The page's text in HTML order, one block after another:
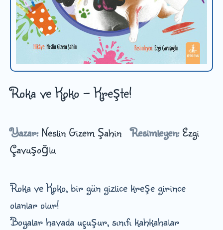
Roka ve Koko - Kreşte!
Yazar:Neslin Gizem Şahin Resimleyen:Ezgi
Çavuşoğlu
Roka ve Koko, bir gün gizlice kreşe girince
olanlar olur!
Boyalar havada uçuşur, sınıfı kahkahalar